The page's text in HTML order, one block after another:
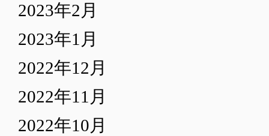
2023年2月
2023年1月
2022年12月
2022年11月
2022年10月